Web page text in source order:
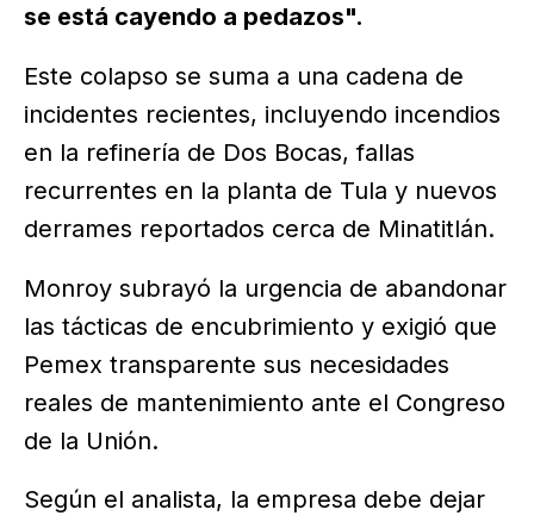
se está cayendo a pedazos".
Este colapso se suma a una cadena de
incidentes recientes, incluyendo incendios
en la refinería de Dos Bocas, fallas
recurrentes en la planta de Tula y nuevos
derrames reportados cerca de Minatitlán.
Monroy subrayó la urgencia de abandonar
las tácticas de encubrimiento y exigió que
Pemex transparente sus necesidades
reales de mantenimiento ante el Congreso
de la Unión.
Según el analista, la empresa debe dejar